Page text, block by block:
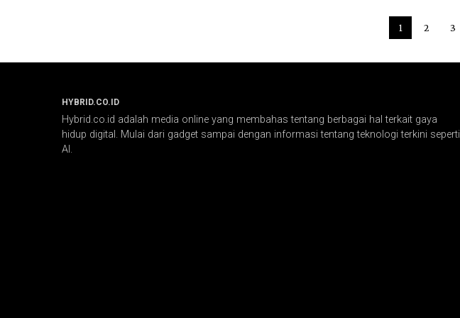
1 2 3
HYBRID.CO.ID
Hybrid.co.id adalah media online yang membahas tentang berbagai hal terkait gaya
hidup digital. Mulai dari gadget sampai dengan informasi tentang teknologi terkini seperti
AI.